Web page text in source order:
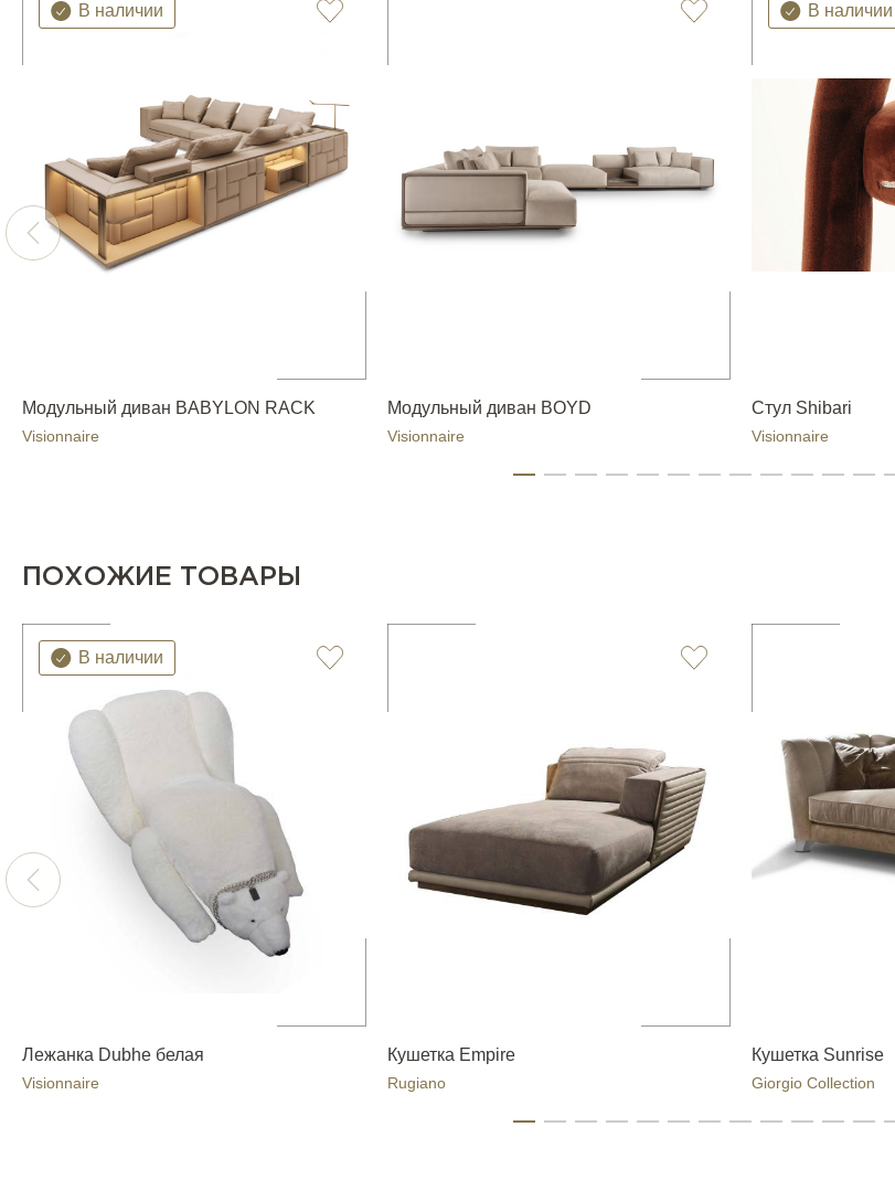
В наличии
Модульный диван BABYLON RACK
Visionnaire
Модульный диван BOYD
Visionnaire
В наличии
Стул Shibari
Visionnaire
ПОХОЖИЕ ТОВАРЫ
В наличии
Лежанка Dubhe белая
Visionnaire
Кушетка Empire
Rugiano
Кушетка Sunrise
Giorgio Collection